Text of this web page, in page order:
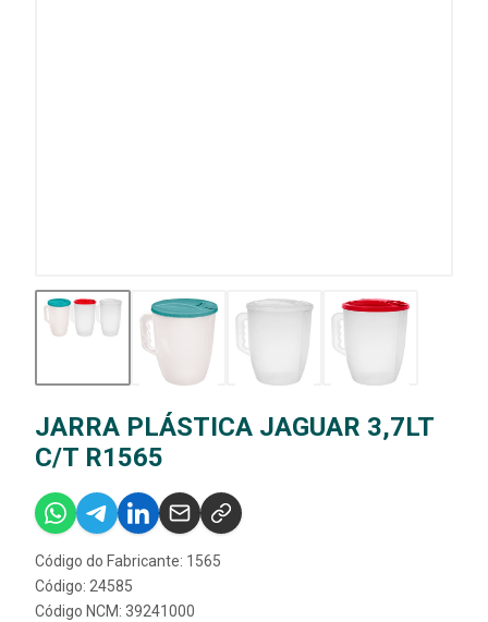
JARRA PLÁSTICA JAGUAR 3,7LT
C/T R1565
Código do Fabricante: 1565
Código: 24585
Código NCM: 39241000